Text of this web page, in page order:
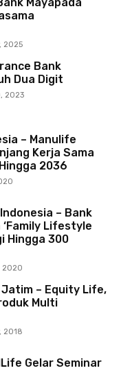
2025
Bank
Dua Digit
2023
– Manulife
Kerja Sama
2036
– Bank
Lifestyle
Hingga 300
2020
Jatim – Equity Life,
Multi
2018
Gelar Seminar